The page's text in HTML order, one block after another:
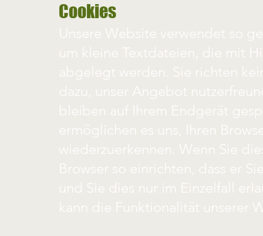
Cookies
Unsere Website verwendet so
um kleine Textdateien, die mit
abgelegt werden. Sie richten
dazu, unser Angebot
bleiben auf Ihrem Endgerät
ermöglichen es uns, Ihren
wiederzuerkennen. Wenn Sie
Browser so einrichten, dass er
und Sie dies nur im Einzelfall
kann die Funktionalität unserer